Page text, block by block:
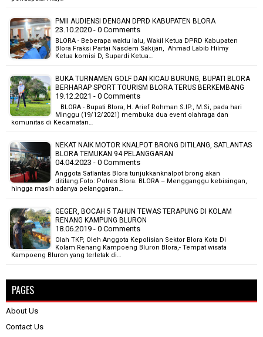
PMII AUDIENSI DENGAN DPRD KABUPATEN BLORA
23.10.2020 - 0 Comments
BLORA - Beberapa waktu lalu, Wakil Ketua DPRD Kabupaten
Blora Fraksi Partai Nasdem Sakijan, Ahmad Labib Hilmy
Ketua komisi D, Supardi Ketua…
BUKA TURNAMEN GOLF DAN KICAU BURUNG, BUPATI BLORA
BERHARAP SPORT TOURISM BLORA TERUS BERKEMBANG
19.12.2021 - 0 Comments
BLORA - Bupati Blora, H. Arief Rohman S.IP., M.Si, pada hari
Minggu (19/12/2021) membuka dua event olahraga dan
komunitas di Kecamatan…
NEKAT NAIK MOTOR KNALPOT BRONG DITILANG, SATLANTAS
BLORA TEMUKAN 94 PELANGGARAN
04.04.2023 - 0 Comments
Anggota Satlantas Blora tunjukkanknalpot brong akan
ditilang.Foto: Polres Blora. BLORA – Mengganggu kebisingan,
hingga masih adanya pelanggaran…
GEGER, BOCAH 5 TAHUN TEWAS TERAPUNG DI KOLAM
RENANG KAMPUNG BLURON
18.06.2019 - 0 Comments
Olah TKP, Oleh Anggota Kepolisian Sektor Blora Kota Di
Kolam Renang Kampoeng Bluron Blora,- Tempat wisata
Kampoeng Bluron yang terletak di…
PAGES
About Us
Contact Us